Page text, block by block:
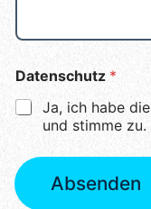
Datenschutz *
Ja, ich habe die
und stimme zu.
Absenden